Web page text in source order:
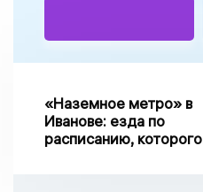
«Наземное метро» в
Иванове: езда по
расписанию, которого